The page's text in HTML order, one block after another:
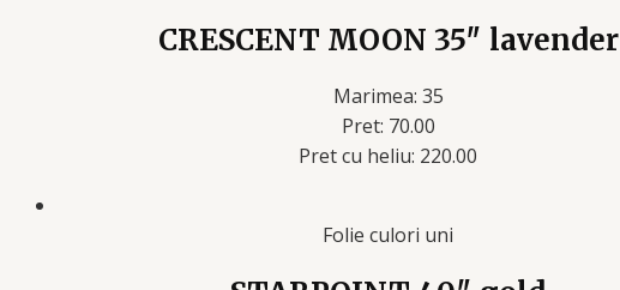
CRESCENT MOON 35″ lavender
Marimea: 35
Pret: 70.00
Pret cu heliu: 220.00
Folie culori uni